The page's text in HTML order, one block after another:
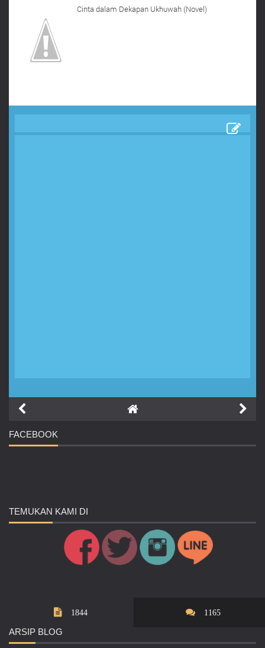
Cinta dalam Dekapan Ukhuwah (Novel)
FACEBOOK
TEMUKAN KAMI DI
1844 1165
ARSIP BLOG